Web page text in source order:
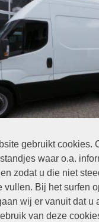
gebruikt cookies.
waar o.a.
zodat u die niet
vullen. Bij het surfen
wij er vanuit dat u
van deze
2.3 352 H3 L2
met
2016
140162
Diesel
Handgeschakeld
BTW